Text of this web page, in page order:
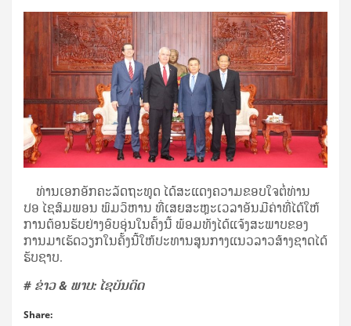
ທ່ານເອກອັກຄະລັດຖະທູດ ໄດ້ສະແດງຄວາມຂອບໃຈຕໍ່ທ່ານ
ປອ ໄຊສົມພອນ ພົມວິຫານ ທີ່ເສຍສະຫຼະເວລາອັນມີຄ່າທີ່ໄດ້ໃຫ້
ການຕ້ອນຮັບຢ່າງອົບອຸ່ນໃນຄັ້ງນີ້ ພ້ອມທັງໄດ້ແຈ້ງສະພາບຂອງ
ການມາເຮັດວຽກໃນຄັ້ງນີ້ໃຫ້ປະທານສູນກາງແນວລາວສ້າງຊາດໄດ້
ຮັບຊາບ.
# ຂ່າວ & ພາບ: ໄຊບັນດິດ
Share: